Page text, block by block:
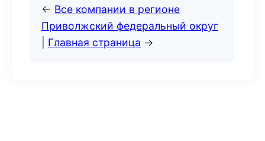
← Все компании в регионе
Приволжский федеральный округ
Главная страница →